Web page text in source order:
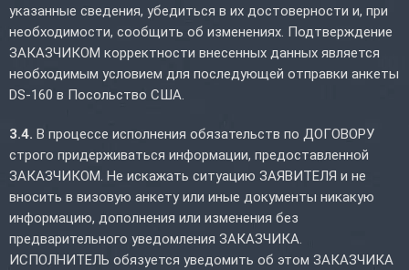
указанные сведения, убедиться в их достоверности и, при
необходимости, сообщить об изменениях. Подтверждение
ЗАКАЗЧИКОМ корректности внесенных данных является
необходимым условием для последующей отправки анкеты
DS-160 в Посольство США.
3.4. В процессе исполнения обязательств по ДОГОВОРУ
строго придерживаться информации, предоставленной
ЗАКАЗЧИКОМ. Не искажать ситуацию ЗАЯВИТЕЛЯ и не
вносить в визовую анкету или иные документы никакую
информацию, дополнения или изменения без
предварительного уведомления ЗАКАЗЧИКА.
ИСПОЛНИТЕЛЬ обязуется уведомить об этом ЗАКАЗЧИКА